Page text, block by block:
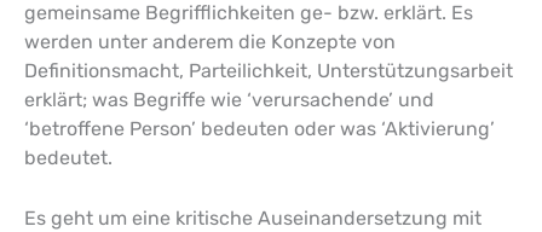
gemeinsame Begrifflichkeiten ge- bzw. erklärt. Es
werden unter anderem die Konzepte von
Definitionsmacht, Parteilichkeit, Unterstützungsarbeit
erklärt; was Begriffe wie ‘verursachende’ und
‘betroffene Person’ bedeuten oder was ‘Aktivierung’
bedeutet.
Es geht um eine kritische Auseinandersetzung mit